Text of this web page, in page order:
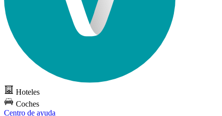
Hoteles
Coches
Centro de ayuda